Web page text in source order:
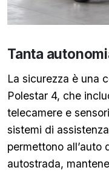
Tanta
La sicurezza è una
Polestar 4, che
telecamere e
sistemi di
permettono all’auto
autostrada,